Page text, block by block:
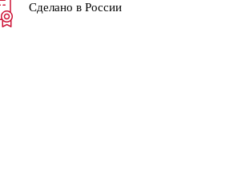
Сделано в России